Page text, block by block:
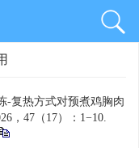
-复热方式对预煮鸡胸肉
，47（17）：1−10.